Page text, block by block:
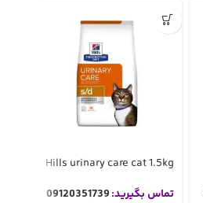
Hills urinary care cat 1.5kg
تماس بگیرید:09120351739